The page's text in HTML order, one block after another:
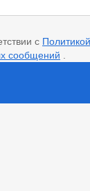
с Политикой
сообщений